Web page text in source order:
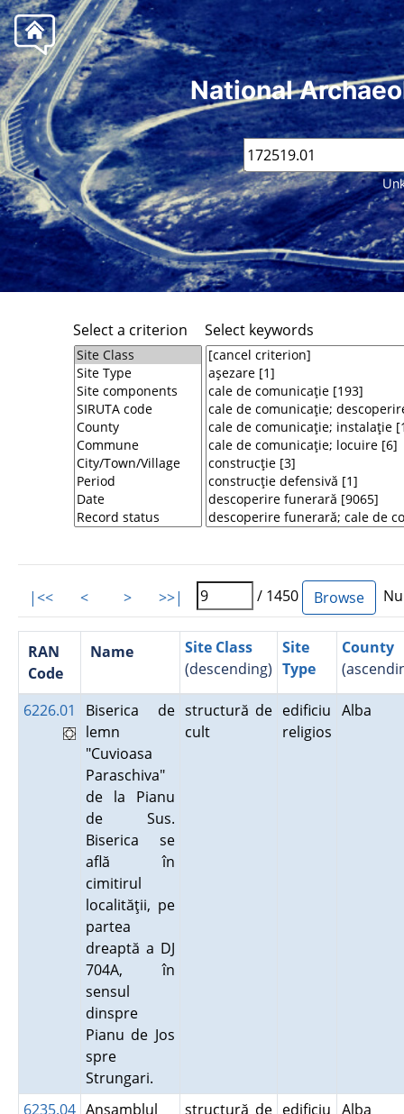
National
Select a criterion Select keywords
|<< < > >>| / 1450
RAN
Code
Name
Site Class
(descending)
Site
Type
County
6226.01
Biserica de
lemn
"Cuvioasa
Paraschiva"
de la Pianu
de Sus.
Biserica se
află în
cimitirul
localităţii, pe
partea
dreaptă a DJ
704A, în
sensul
dinspre
Pianu de Jos
spre
Strungari.
structură de
cult
edificiu
religios
Alba
6235.04 Ansamblul
structură de edificiu Alba